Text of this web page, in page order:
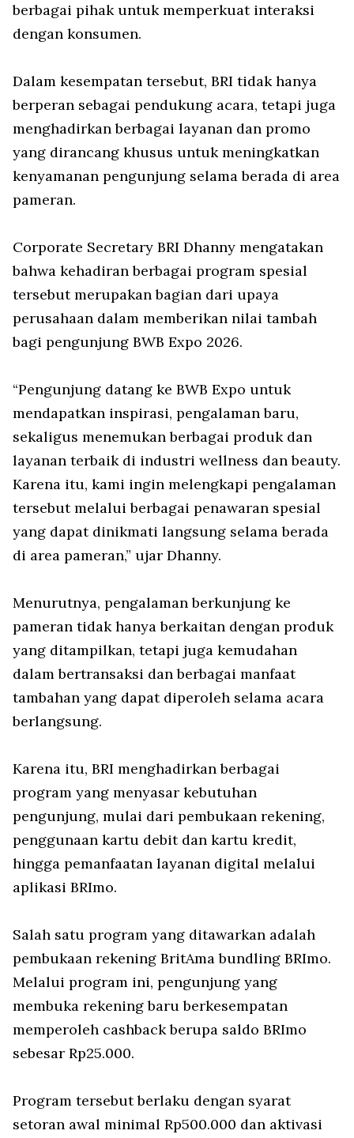
berbagai pihak untuk memperkuat interaksi
dengan konsumen.
Dalam kesempatan tersebut, BRI tidak hanya
berperan sebagai pendukung acara, tetapi juga
menghadirkan berbagai layanan dan promo
yang dirancang khusus untuk meningkatkan
kenyamanan pengunjung selama berada di area
pameran.
Corporate Secretary BRI Dhanny mengatakan
bahwa kehadiran berbagai program spesial
tersebut merupakan bagian dari upaya
perusahaan dalam memberikan nilai tambah
bagi pengunjung BWB Expo 2026.
“Pengunjung datang ke BWB Expo untuk
mendapatkan inspirasi, pengalaman baru,
sekaligus menemukan berbagai produk dan
layanan terbaik di industri wellness dan beauty.
Karena itu, kami ingin melengkapi pengalaman
tersebut melalui berbagai penawaran spesial
yang dapat dinikmati langsung selama berada
di area pameran,” ujar Dhanny.
Menurutnya, pengalaman berkunjung ke
pameran tidak hanya berkaitan dengan produk
yang ditampilkan, tetapi juga kemudahan
dalam bertransaksi dan berbagai manfaat
tambahan yang dapat diperoleh selama acara
berlangsung.
Karena itu, BRI menghadirkan berbagai
program yang menyasar kebutuhan
pengunjung, mulai dari pembukaan rekening,
penggunaan kartu debit dan kartu kredit,
hingga pemanfaatan layanan digital melalui
aplikasi BRImo.
Salah satu program yang ditawarkan adalah
pembukaan rekening BritAma bundling BRImo.
Melalui program ini, pengunjung yang
membuka rekening baru berkesempatan
memperoleh cashback berupa saldo BRImo
sebesar Rp25.000.
Program tersebut berlaku dengan syarat
setoran awal minimal Rp500.000 dan aktivasi